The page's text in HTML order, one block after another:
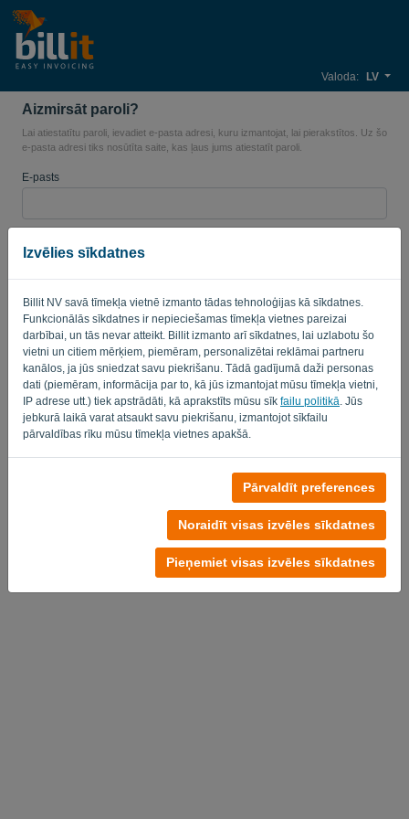
Izvēlies sīkdatnes
Billit NV savā tīmekļa vietnē izmanto tādas tehnoloģijas kā sīkdatnes.
Funkcionālās sīkdatnes ir nepieciešamas tīmekļa vietnes pareizai
darbībai, un tās nevar atteikt. Billit izmanto arī sīkdatnes, lai uzlabotu šo
vietni un citiem mērķiem, piemēram, personalizētai reklāmai partneru
kanālos, ja jūs sniedzat savu piekrišanu. Tādā gadījumā daži personas
dati (piemēram, informācija par to, kā jūs izmantojat mūsu tīmekļa vietni,
IP adrese utt.) tiek apstrādāti, kā aprakstīts mūsu sīk failu politikā . Jūs
jebkurā laikā varat atsaukt savu piekrišanu, izmantojot sīkfailu
pārvaldības rīku mūsu tīmekļa vietnes apakšā.
Pārvaldīt preferences
Noraidīt visas izvēles sīkdatnes
Pieņemiet visas izvēles sīkdatnes
Valoda: LV
Aizmirsāt paroli?
Lai atiestatītu paroli, ievadiet e-pasta adresi, kuru izmantojat, lai pierakstītos. Uz šo
e-pasta adresi tiks nosūtīta saite, kas ļaus jums atiestatīt paroli.
E-pasts
Atpakaļ uz pieteikšanos
Privacy Policy -Terms of Service.